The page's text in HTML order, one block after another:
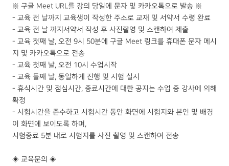
※ 구글 Meet URL를 강의 당일에 문자 및 카카오톡으로 발송 ※
- 교육 전 날까지 교육생이 작성한 주소로 교재 및 서약서 수령 완료
- 교육 전 날 까지서약서 작성 후 사진촬영 및 스캔하여 제출
- 교육 첫째 날, 오전 9시 50분에 구글 Meet 링크를 휴대폰 문자 메시
지 및 카카오톡으로 전송
- 교육 첫째 날, 오전 10시 수업시작
- 교육 둘째 날, 동일하게 진행 및 시험 실시
- 휴식시간 및 점심시간, 종료시간에 대한 공지는 수업 중 강사에 의해
확정
- 시험시간을 준수하고 시험시간 동안 화면에 시험지와 본인 및 배경
이 화면에 보이도록 하며,
시험종료 5분 내로 시험지를 사진 촬영 및 스캔하여 전송
◈ 교육문의 ◈